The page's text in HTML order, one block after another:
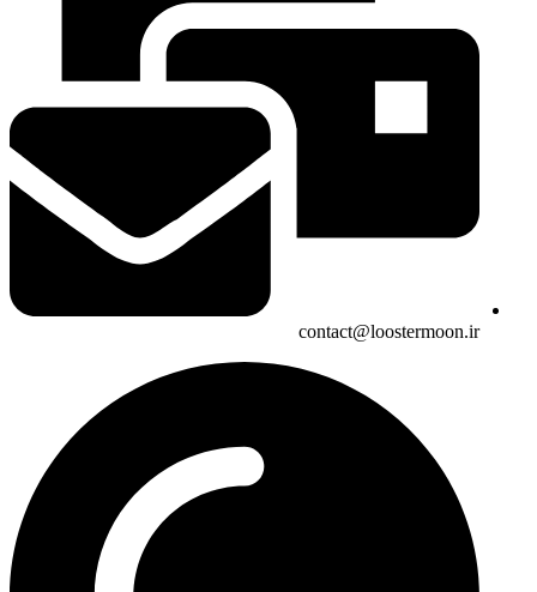
contact@loostermoon.ir